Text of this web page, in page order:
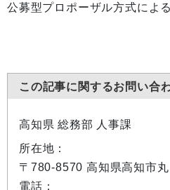
公募型プロポーザル方式によ
この記事に関するお問い合
高知県 総務部 人事課
所在地：
〒780-8570 高知県高知市
電話：